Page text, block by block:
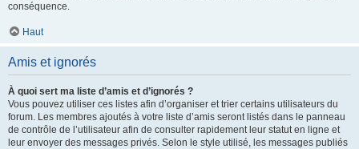
conséquence.
Haut
Amis et ignorés
À quoi sert ma liste d’amis et d’ignorés ?
Vous pouvez utiliser ces listes afin d’organiser et trier certains utilisateurs du
forum. Les membres ajoutés à votre liste d’amis seront listés dans le panneau
de contrôle de l’utilisateur afin de consulter rapidement leur statut en ligne et
leur envoyer des messages privés. Selon le style utilisé, les messages publiés